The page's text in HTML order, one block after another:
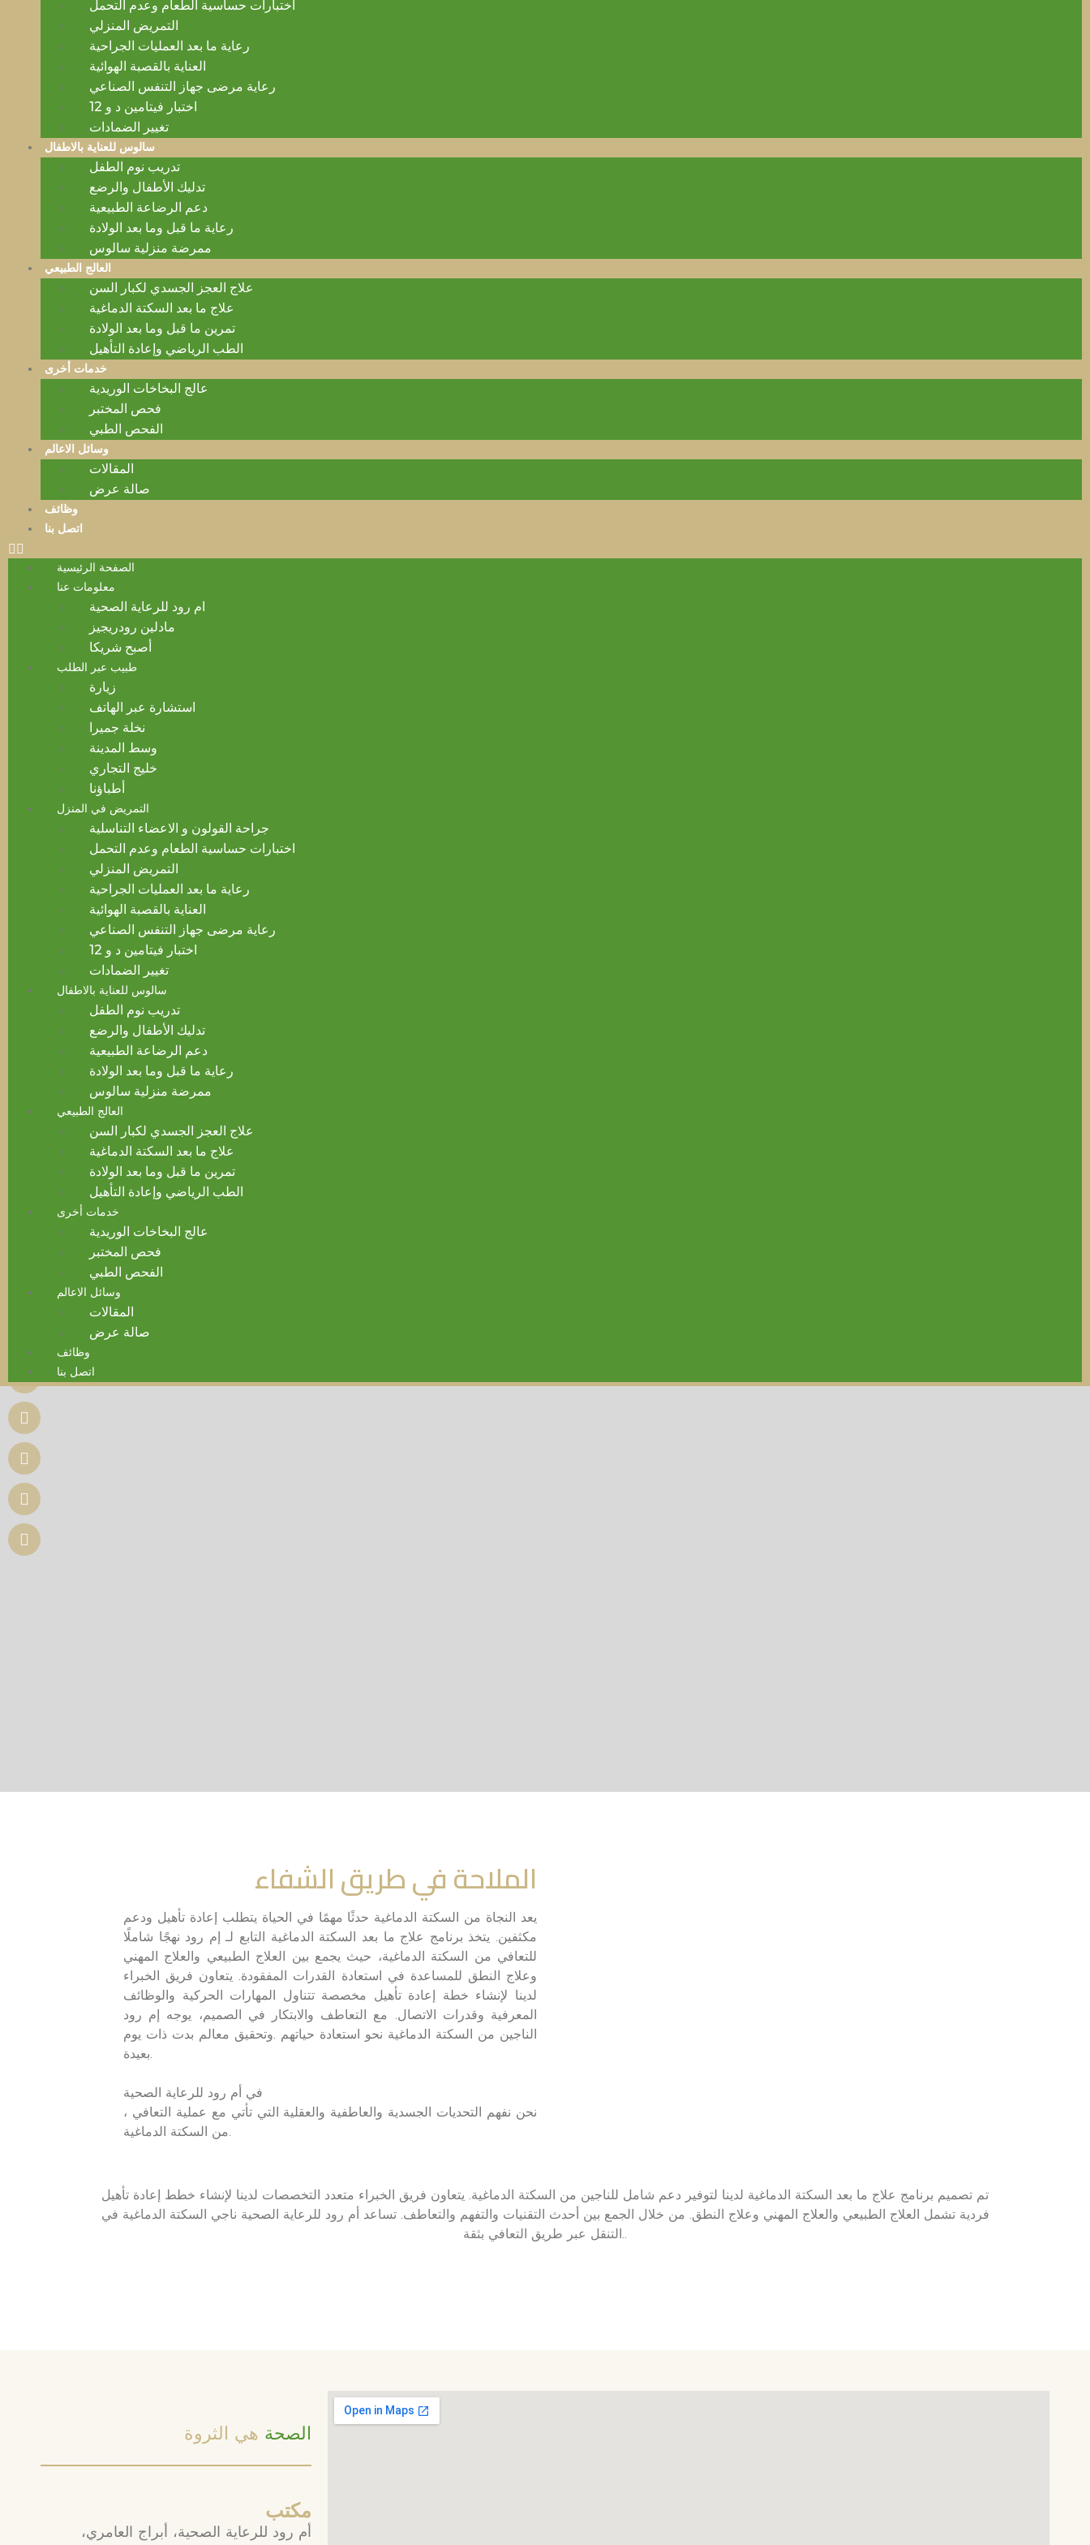
اختبارات حساسية الطعام وعدم التحمل
التمريض المنزلي
رعاية ما بعد العمليات الجراحية
العناية بالقصبة الهوائية
رعاية مرضى جهاز التنفس الصناعي
اختبار فيتامين د و 12
تغيير الضمادات
سالوس للعناية بالاطفال
تدريب نوم الطفل
تدليك الأطفال والرضع
دعم الرضاعة الطبيعية
رعاية ما قبل وما بعد الولادة
ممرضة منزلية سالوس
العالج الطبيعي
علاج العجز الجسدي لكبار السن
علاج ما بعد السكتة الدماغية
تمرين ما قبل وما بعد الولادة
الطب الرياضي وإعادة التأهيل
خدمات أخرى
عالج البخاخات الوريدية
فحص المختبر
الفحص الطبي
وسائل الاعالم
المقالات
صالة عرض
وظائف
اتصل بنا
الصفحة الرئيسية
معلومات عنا
ام رود للرعاية الصحية
مادلين رودريجيز
أصبح شريكا
طبيب عبر الطلب
زيارة
استشارة عبر الهاتف
نخلة جميرا
وسط المدينة
خليج التجاري
أطباؤنا
التمريض في المنزل
جراحة القولون و الاعضاء التناسلية
اختبارات حساسية الطعام وعدم التحمل
التمريض المنزلي
رعاية ما بعد العمليات الجراحية
العناية بالقصبة الهوائية
رعاية مرضى جهاز التنفس الصناعي
اختبار فيتامين د و 12
تغيير الضمادات
سالوس للعناية بالاطفال
تدريب نوم الطفل
تدليك الأطفال والرضع
دعم الرضاعة الطبيعية
رعاية ما قبل وما بعد الولادة
ممرضة منزلية سالوس
العالج الطبيعي
علاج العجز الجسدي لكبار السن
علاج ما بعد السكتة الدماغية
تمرين ما قبل وما بعد الولادة
الطب الرياضي وإعادة التأهيل
خدمات أخرى
عالج البخاخات الوريدية
فحص المختبر
الفحص الطبي
وسائل الاعالم
المقالات
صالة عرض
وظائف
اتصل بنا
الملاحة في طريق الشفاء
يعد النجاة من السكتة الدماغية حدثًا مهمًا في الحياة يتطلب إعادة تأهيل ودعم
مكثفين. يتخذ برنامج علاج ما بعد السكتة الدماغية التابع لـ إم رود نهجًا شاملًا
للتعافي من السكتة الدماغية، حيث يجمع بين العلاج الطبيعي والعلاج المهني
وعلاج النطق للمساعدة في استعادة القدرات المفقودة. يتعاون فريق الخبراء
لدينا لإنشاء خطة إعادة تأهيل مخصصة تتناول المهارات الحركية والوظائف
المعرفية وقدرات الاتصال. مع التعاطف والابتكار في الصميم، يوجه إم رود
الناجين من السكتة الدماغية نحو استعادة حياتهم .وتحقيق معالم بدت ذات يوم
بعيدة.
في أم رود للرعاية الصحية
، نحن نفهم التحديات الجسدية والعاطفية والعقلية التي تأتي مع عملية التعافي
من السكتة الدماغية.
تم تصميم برنامج علاج ما بعد السكتة الدماغية لدينا لتوفير دعم شامل للناجين من السكتة الدماغية. يتعاون فريق الخبراء متعدد التخصصات لدينا لإنشاء خطط إعادة تأهيل
فردية تشمل العلاج الطبيعي والعلاج المهني وعلاج النطق. من خلال الجمع بين أحدث التقنيات والتفهم والتعاطف. تساعد أم رود للرعاية الصحية ناجي السكتة الدماغية في
التنقل عبر طريق التعافي بثقة..
الصحة هي الثروة
مكتب
أم رود للرعاية الصحية، أبراج العامري،